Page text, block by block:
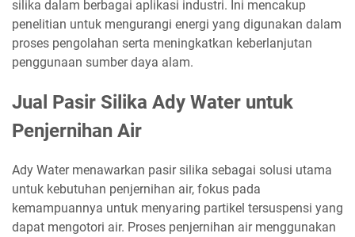
silika dalam berbagai aplikasi industri. Ini mencakup
penelitian untuk mengurangi energi yang digunakan dalam
proses pengolahan serta meningkatkan keberlanjutan
penggunaan sumber daya alam.
Jual Pasir Silika Ady Water untuk
Penjernihan Air
Ady Water menawarkan pasir silika sebagai solusi utama
untuk kebutuhan penjernihan air, fokus pada
kemampuannya untuk menyaring partikel tersuspensi yang
dapat mengotori air. Proses penjernihan air menggunakan